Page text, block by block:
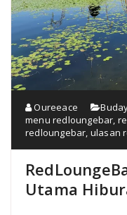
Oureeace
menu redloungebar
redloungebar ulasan
Utama